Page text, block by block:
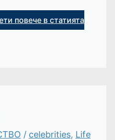
повече в статията
/ celebrities, Life